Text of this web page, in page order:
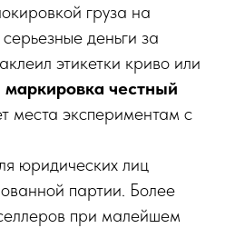
груза на
деньги за
этикетки криво или
честный
места экспериментам с
юридических лиц
партии. Более
при малейшем